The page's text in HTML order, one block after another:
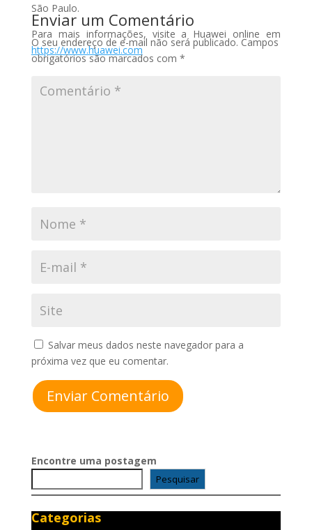
São Paulo.
Para mais informações, visite a Huawei online em
https://www.huawei.com
Enviar um Comentário
O seu endereço de e-mail não será publicado. Campos
obrigatórios são marcados com *
Salvar meus dados neste navegador para a
próxima vez que eu comentar.
Enviar Comentário
Encontre uma postagem
Pesquisar
Categorias